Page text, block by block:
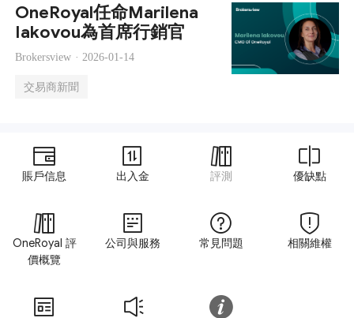
OneRoyal任命Marilena
Iakovou為首席行銷官
Brokersview · 2026-01-14
交易商新聞
賬戶信息 出入金 評測 優缺點
OneRoyal 評
價概覽
公司與服務 常見問題 相關維權